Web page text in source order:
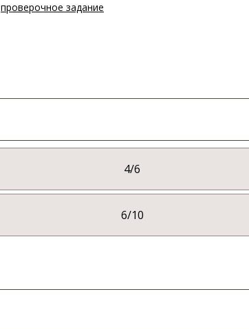
проверочное задание
4/6
6/10